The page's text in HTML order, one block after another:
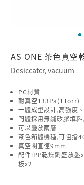
AS ONE 茶色真空
Desiccator, vacuum
PC材質
耐真空133Pa(1Torr)
一體成型設計,高強度
門體採用無縫矽膠填
可以疊放兩層
茶色箱體機種,可阻擋
真空閥直徑9mm
配件:PP乾燥劑盛放盤
板x2